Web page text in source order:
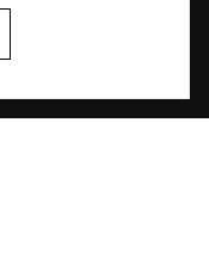
права защищены